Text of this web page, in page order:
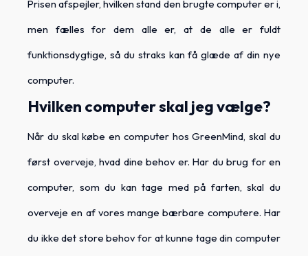
Prisen afspejler, hvilken stand den brugte computer er i,
men fælles for dem alle er, at de alle er fuldt
funktionsdygtige, så du straks kan få glæde af din nye
computer.
Hvilken computer skal jeg vælge?
Når du skal købe en computer hos GreenMind, skal du
først overveje, hvad dine behov er. Har du brug for en
computer, som du kan tage med på farten, skal du
overveje en af vores mange bærbare computere. Har
du ikke det store behov for at kunne tage din computer